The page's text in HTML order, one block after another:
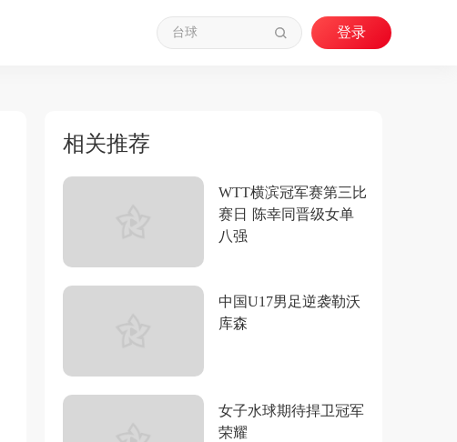
相关推荐
WTT横滨冠军赛第三比
赛日 陈幸同晋级女单
八强
中国U17男足逆袭勒沃
库森
女子水球期待捍卫冠军
荣耀